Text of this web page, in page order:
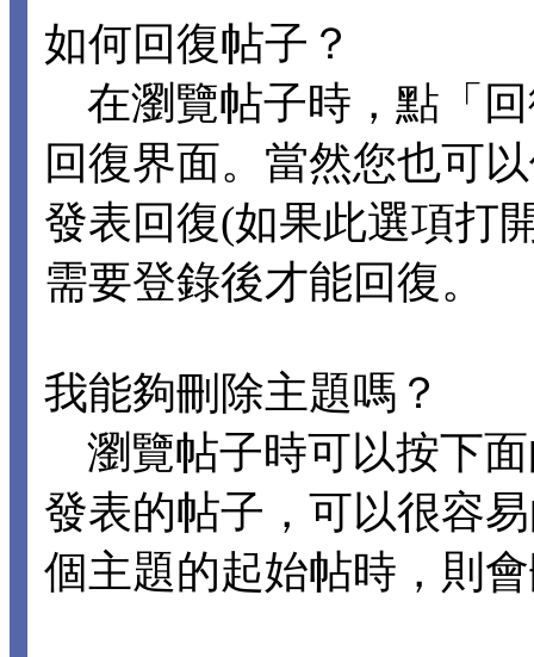
如何回復帖子？
在瀏覽帖子時，點「
回復界面。當然您也可
發表回復(如果此選項打
需要登錄後才能回復。
我能夠刪除主題嗎？
瀏覽帖子時可以按下
發表的帖子，可以很容
個主題的起始帖時，則